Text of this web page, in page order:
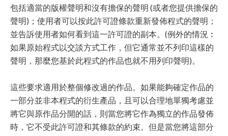
包括適當的版權聲明和沒有擔保的聲明 (或者您提供擔保的
聲明)；使用者可以按此許可證條款重新發佈程式的聲明；
並告訴使用者如何看到這一許可證的副本。(例外的情況︰
如果原始程式以交談方式工作，但它通常並不列印這樣的
聲明，那麼您基於此程式的作品也就不用列印聲明)。
這些要求適用於整個修改過的作品。如果能夠確定作品的
一部分並非本程式的衍生產品，且可以合理地單獨考慮並
將它與原作品分開的話，則當您將它作為獨立的作品發佈
時，它不受此許可證和其條款的約束。但是當您將這部分